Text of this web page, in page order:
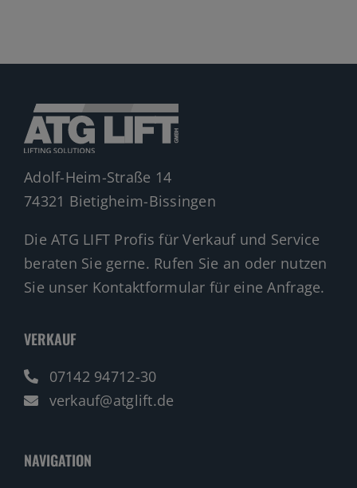
Adolf-Heim-Straße 14
74321 Bietigheim-Bissingen
Die ATG LIFT Profis für Verkauf und Service
beraten Sie gerne. Rufen Sie an oder nutzen
Sie unser Kontaktformular für eine Anfrage.
VERKAUF
07142 94712-30
verkauf@atglift.de
NAVIGATION